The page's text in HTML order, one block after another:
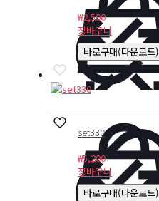
₩2,500
장바구니
바로구매(다운로드)
set330
₩5,200
장바구니
바로구매(다운로드)